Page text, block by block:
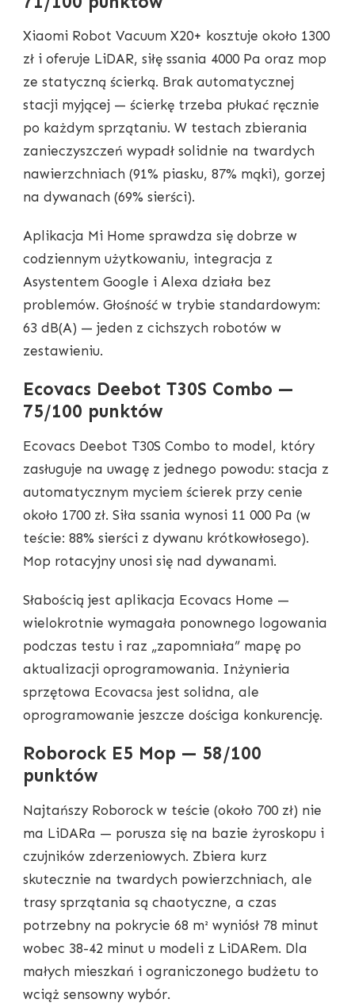
Xiaomi Robot Vacuum X20+ kosztuje około 1300
zł i oferuje LiDAR, siłę ssania 4000 Pa oraz mop
ze statyczną ścierką. Brak automatycznej
stacji myjącej — ścierkę trzeba płukać ręcznie
po każdym sprzątaniu. W testach zbierania
zanieczyszczeń wypadł solidnie na twardych
nawierzchniach (91% piasku, 87% mąki), gorzej
na dywanach (69% sierści).
Aplikacja Mi Home sprawdza się dobrze w
codziennym użytkowaniu, integracja z
Asystentem Google i Alexa działa bez
problemów. Głośność w trybie standardowym:
63 dB(A) — jeden z cichszych robotów w
zestawieniu.
Ecovacs Deebot T30S Combo —
75/100 punktów
Ecovacs Deebot T30S Combo to model, który
zasługuje na uwagę z jednego powodu: stacja z
automatycznym myciem ścierek przy cenie
około 1700 zł. Siła ssania wynosi 11 000 Pa (w
teście: 88% sierści z dywanu krótkowłosego).
Mop rotacyjny unosi się nad dywanami.
Słabością jest aplikacja Ecovacs Home —
wielokrotnie wymagała ponownego logowania
podczas testu i raz „zapomniała” mapę po
aktualizacji oprogramowania. Inżynieria
sprzętowa Ecovacsа jest solidna, ale
oprogramowanie jeszcze dościga konkurencję.
Roborock E5 Mop — 58/100
punktów
Najtańszy Roborock w teście (około 700 zł) nie
ma LiDARa — porusza się na bazie żyroskopu i
czujników zderzeniowych. Zbiera kurz
skutecznie na twardych powierzchniach, ale
trasy sprzątania są chaotyczne, a czas
potrzebny na pokrycie 68 m² wyniósł 78 minut
wobec 38-42 minut u modeli z LiDARem. Dla
małych mieszkań i ograniczonego budżetu to
wciąż sensowny wybór.